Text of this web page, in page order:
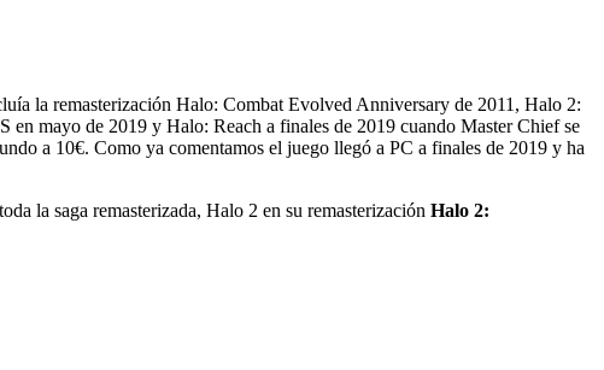
la remasterización Halo: Combat Evolved Anniversary de 2011, Halo 2:
mayo de 2019 y Halo: Reach a finales de 2019 cuando Master Chief se
a 10€. Como ya comentamos el juego llegó a PC a finales de 2019 y ha
la saga remasterizada, Halo 2 en su remasterización Halo 2: